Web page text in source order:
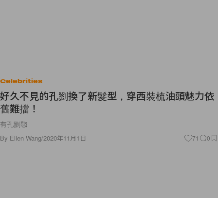
Celebrities
好久不見的孔劉換了新髮型，穿西裝梳油頭魅力依
舊難擋！
有孔劉🥰
By Ellen Wang/2020年11月1日 71 0